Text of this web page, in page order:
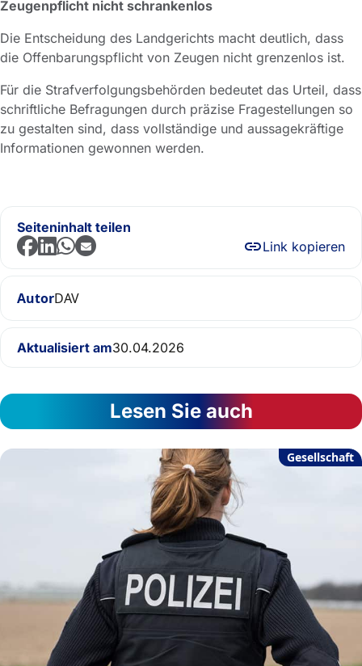
Zeugenpflicht nicht schrankenlos
Die Entscheidung des Landgerichts macht deutlich, dass
die Offenbarungspflicht von Zeugen nicht grenzenlos ist.
Für die Strafverfolgungsbehörden bedeutet das Urteil, dass
schriftliche Befragungen durch präzise Fragestellungen so
zu gestalten sind, dass vollständige und aussagekräftige
Informationen gewonnen werden.
Seiteninhalt teilen
Link kopieren
AutorDAV
Aktualisiert am30.04.2026
Lesen Sie auch
Gesellschaft